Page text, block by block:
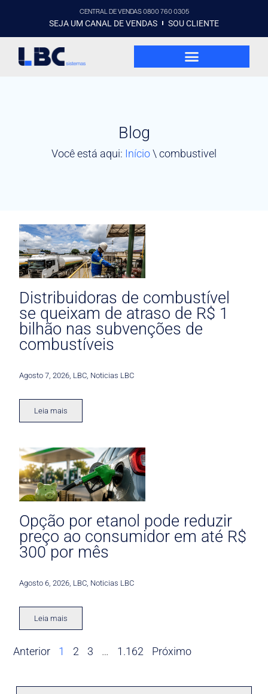
CENTRAL DE VENDAS 0800 760 0305
SEJA UM CANAL DE VENDAS SOU CLIENTE
Blog
Você está aqui: Início\ combustivel
Distribuidoras de combustível
se queixam de atraso de R$ 1
bilhão nas subvenções de
combustíveis
Agosto 7, 2026 LBC Noticias LBC
Leia mais
Opção por etanol pode reduzir
preço ao consumidor em até R$
300 por mês
Agosto 6, 2026 LBC Noticias LBC
Leia mais
Anterior 1 2 3 … 1.162 Próximo